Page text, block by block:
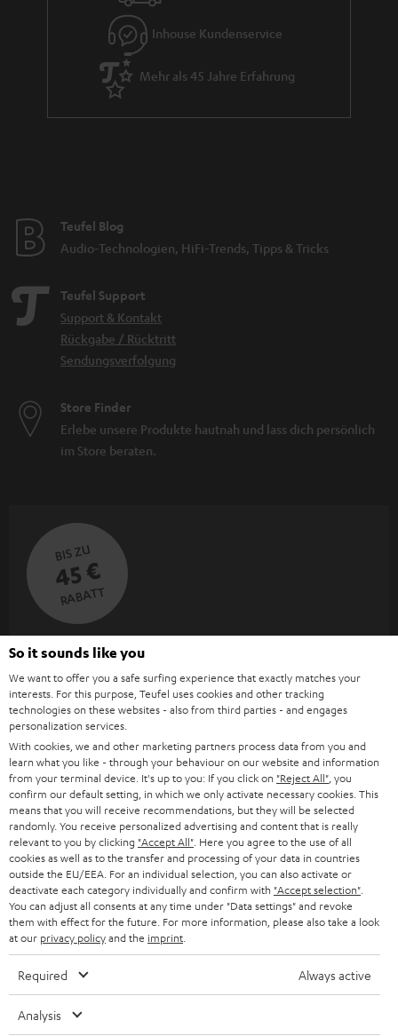
Inhouse Kundenservice
Mehr als 45 Jahre Erfahrung
Teufel Blog
Audio-Technologien, HiFi-Trends, Tipps & Tricks
Teufel Support
Support & Kontakt
Rückgabe / Rücktritt
Sendungsverfolgung
Store Finder
Erlebe unsere Produkte hautnah und lass dich persönlich
im Store beraten.
BIS ZU
45 €
RABATT
N
e
w
s
l
e
t
t
e
r
a
n
e
l
Wähle deinen Gutschein!
45 € als Dankeschön.
EMAIL
WIDGET
JETZT
Kategorien
HEIMKINO
HEIMKINO-KOMPLETTANLAGEN
Unternehmen
So it sounds like you
We want to offer you a safe surfing experience that exactly matches your
interests. For this purpose, Teufel uses cookies and other tracking
technologies on these websites - also from third parties - and engages
personalization services.
With cookies, we and other marketing partners process data from you and
learn what you like - through your behaviour on our website and information
from your terminal device. It's up to you: If you click on "Reject All" , you
confirm our default setting, in which we only activate necessary cookies. This
means that you will receive recommendations, but they will be selected
randomly. You receive personalized advertising and content that is really
relevant to you by clicking "Accept All" . Here you agree to the use of all
cookies as well as to the transfer and processing of your data in countries
outside the EU/EEA. For an individual selection, you can also activate or
deactivate each category individually and confirm with "Accept selection"
You can adjust all consents at any time under "Data settings" and revoke
them with effect for the future. For more information, please also take a look
at our privacy policyand the imprint
Required Always active
Analysis